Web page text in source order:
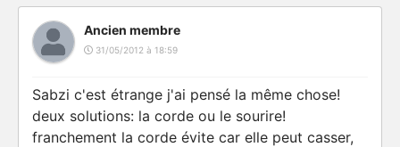
Ancien membre
31/05/2012 à 18:59
Sabzi c'est étrange j'ai pensé la même chose!
deux solutions: la corde ou le sourire!
franchement la corde évite car elle peut casser,